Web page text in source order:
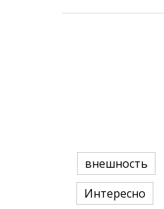
внешность
Интересно